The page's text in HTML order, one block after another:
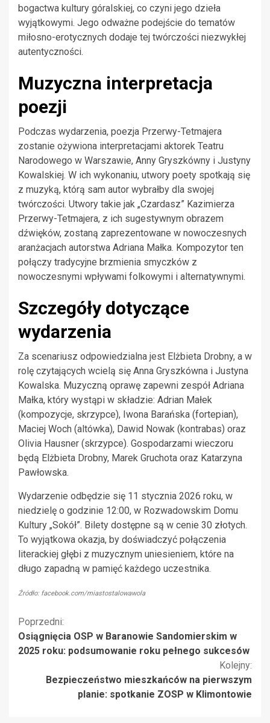
bogactwa kultury góralskiej, co czyni jego dzieła
wyjątkowymi. Jego odważne podejście do tematów
miłosno-erotycznych dodaje tej twórczości niezwykłej
autentyczności.
Muzyczna interpretacja
poezji
Podczas wydarzenia, poezja Przerwy-Tetmajera
zostanie ożywiona interpretacjami aktorek Teatru
Narodowego w Warszawie, Anny Gryszkówny i Justyny
Kowalskiej. W ich wykonaniu, utwory poety spotkają się
z muzyką, którą sam autor wybrałby dla swojej
twórczości. Utwory takie jak „Czardasz” Kazimierza
Przerwy-Tetmajera, z ich sugestywnym obrazem
dźwięków, zostaną zaprezentowane w nowoczesnych
aranżacjach autorstwa Adriana Małka. Kompozytor ten
połączy tradycyjne brzmienia smyczków z
nowoczesnymi wpływami folkowymi i alternatywnymi.
Szczegóły dotyczące
wydarzenia
Za scenariusz odpowiedzialna jest Elżbieta Drobny, a w
rolę czytających wcielą się Anna Gryszkówna i Justyna
Kowalska. Muzyczną oprawę zapewni zespół Adriana
Małka, który wystąpi w składzie: Adrian Małek
(kompozycje, skrzypce), Iwona Barańska (fortepian),
Maciej Woch (altówka), Dawid Nowak (kontrabas) oraz
Olivia Hausner (skrzypce). Gospodarzami wieczoru
będą Elżbieta Drobny, Marek Gruchota oraz Katarzyna
Pawłowska.
Wydarzenie odbędzie się 11 stycznia 2026 roku, w
niedzielę o godzinie 12:00, w Rozwadowskim Domu
Kultury „Sokół”. Bilety dostępne są w cenie 30 złotych.
To wyjątkowa okazja, by doświadczyć połączenia
literackiej głębi z muzycznym uniesieniem, które na
długo zapadną w pamięć każdego uczestnika.
Źródło: facebook.com/miastostalowawola
Kontynuuj
czytanie
Poprzedni:
Osiągnięcia OSP w Baranowie Sandomierskim w
2025 roku: podsumowanie roku pełnego sukcesów
Kolejny:
Bezpieczeństwo mieszkańców na pierwszym
planie: spotkanie ZOSP w Klimontowie